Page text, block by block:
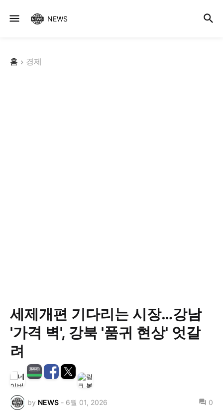
NEWS
홈 경제
세제개편 기다리는 시장…강남
'가격 벽', 강북 '품귀 현상' 엇갈
려
by NEWS - 6월 01, 2026 0